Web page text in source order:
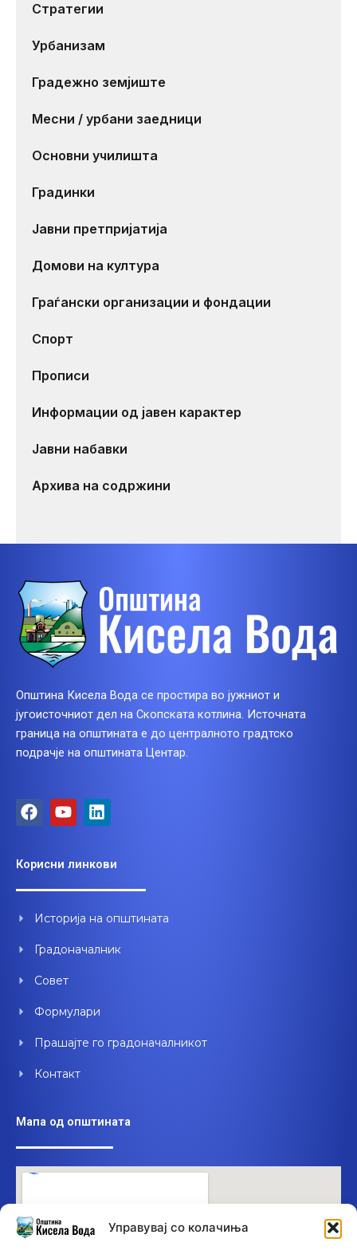
Управувај со колачиња
Стратегии
Урбанизам
Градежно земјиште
Месни / урбани заедници
Основни училишта
Градинки
Јавни претпријатија
Домови на култура
Граѓански организации и фондации
Спорт
Прописи
Информации од јавен карактер
Јавни набавки
Архива на содржини
Општина Кисела Вода се простира во јужниот и
југоисточниот дел на Скопската котлина. Источната
граница на општината е до централното градтско
подрачје на општината Центар.
F
a
b
o
k
Y
o
u
b
L
i
e
d
n
Корисни линкови
Историја на општината
Градоначалник
Совет
Формулари
Прашајте го градоначалникот
Контакт
Мапа од општината